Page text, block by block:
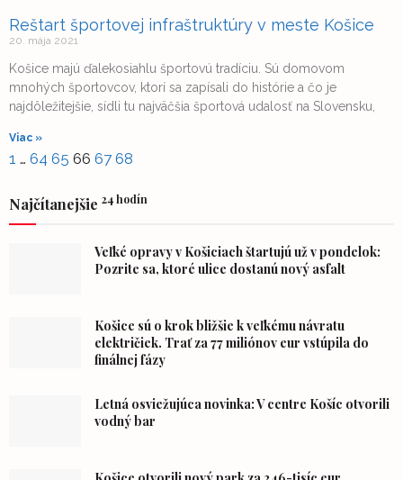
Reštart športovej infraštruktúry v meste Košice
20. mája 2021
Košice majú ďalekosiahlu športovú tradíciu. Sú domovom
mnohých športovcov, ktorí sa zapísali do histórie a čo je
najdôležitejšie, sídli tu najväčšia športová udalosť na Slovensku,
Viac »
1 … 64 65 66 67 68
Najčítanejšie 24 hodín
Veľké opravy v Košiciach štartujú už v pondelok:
Pozrite sa, ktoré ulice dostanú nový asfalt
Košice sú o krok bližšie k veľkému návratu
električiek. Trať za 77 miliónov eur vstúpila do
finálnej fázy
Letná osviežujúca novinka: V centre Košíc otvorili
vodný bar